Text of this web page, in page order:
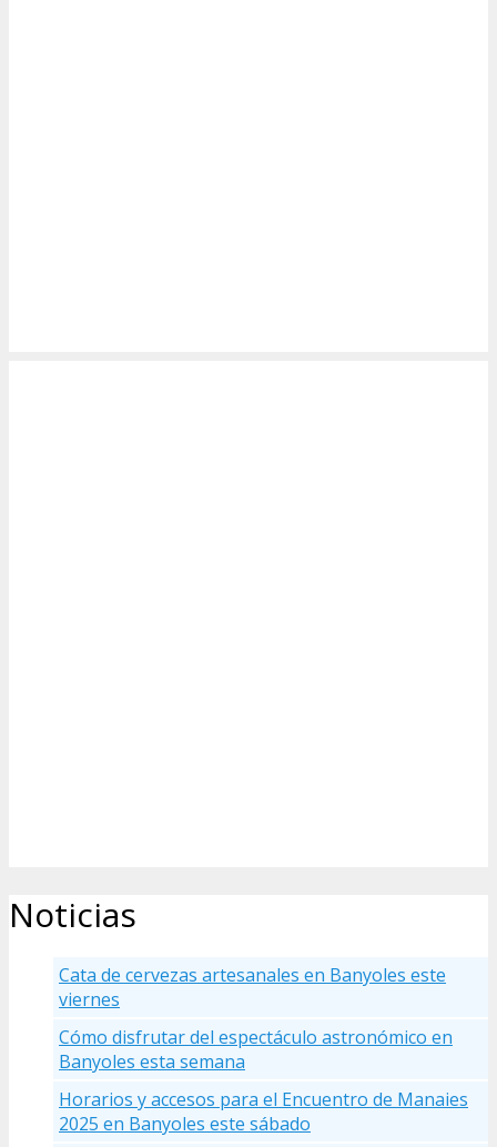
Noticias
Cata de cervezas artesanales en Banyoles este
viernes
Cómo disfrutar del espectáculo astronómico en
Banyoles esta semana
Horarios y accesos para el Encuentro de Manaies
2025 en Banyoles este sábado